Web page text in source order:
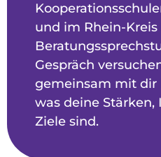
und im Rhein-
Gespräch
gemeinsam mit dir
was deine Stärken,
Ziele sind.